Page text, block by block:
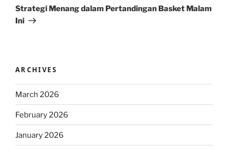
Post
Strategi Menang dalam Pertandingan Basket Malam
Ini
ARCHIVES
March 2026
February 2026
January 2026